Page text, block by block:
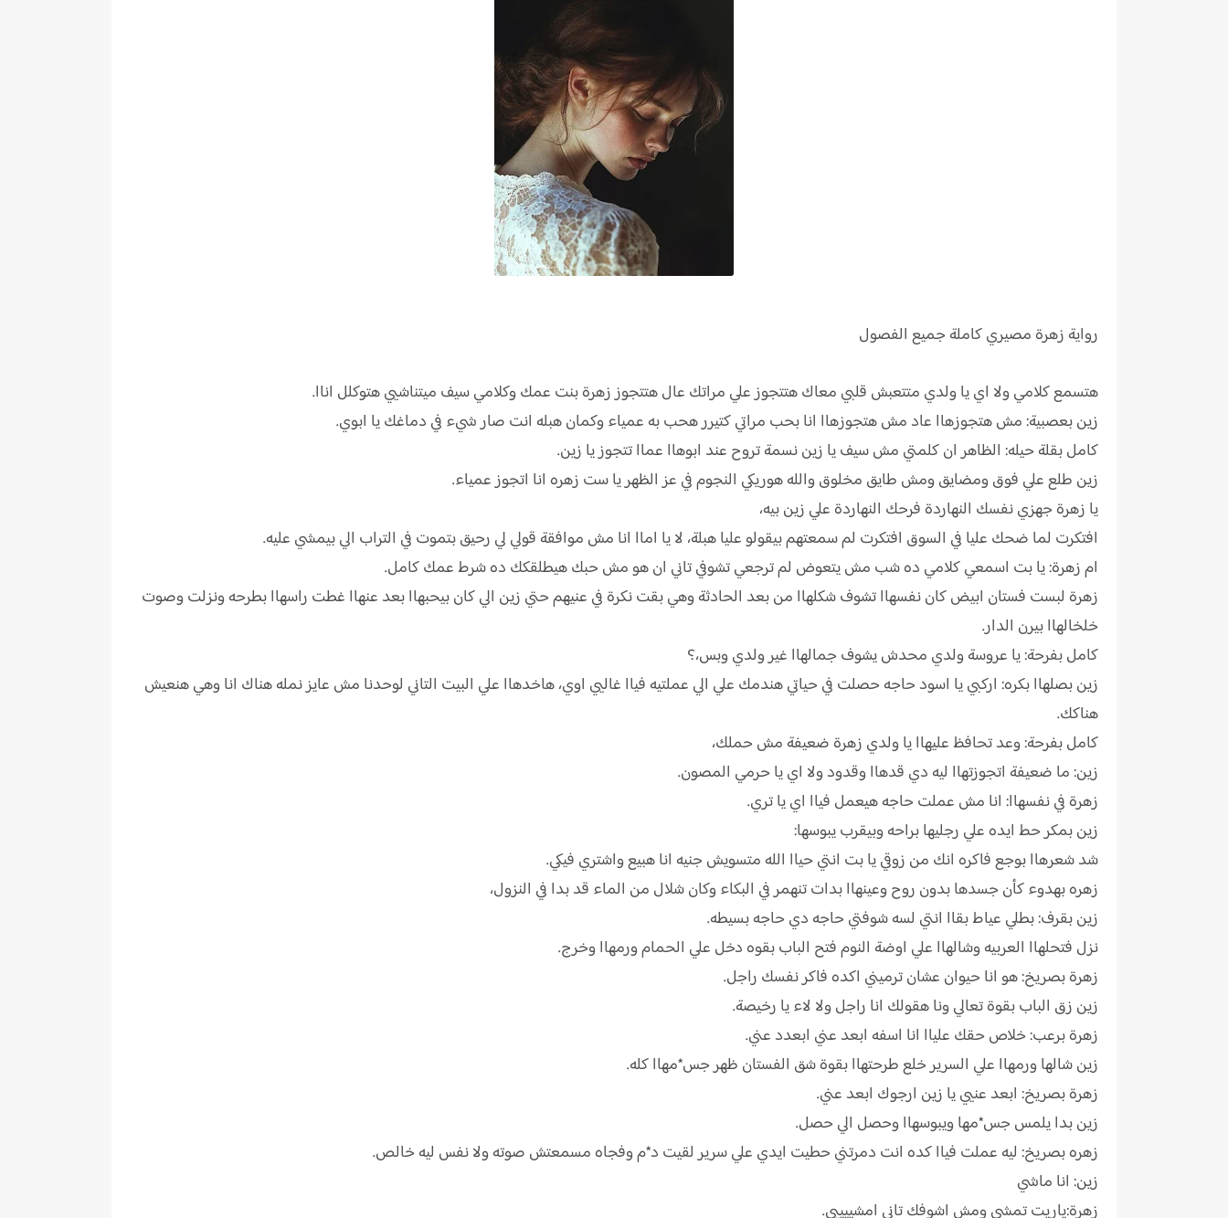
رواية زهرة مصيري كاملة جميع الفصول
هتسمع كلامي ولا اي يا ولدي متتعبش قلبي معاك هتتجوز علي مراتك عال هتتجوز زهرة بنت عمك وكلامي سيف ميتناشيي هتوكلل اناا.
زين بعصبية: مش هتجوزهاا عاد مش هتجوزهاا انا بحب مراتي كتيرر هحب به عمياء وكمان هبله انت صار شيء في دماغك يا ابوي.
كامل بقلة حيله: الظاهر ان كلمتي مش سيف يا زين نسمة تروح عند ابوهاا عماا تتجوز يا زين.
زين طلع علي فوق ومضايق ومش طايق مخلوق والله هوريكي النجوم في عز الظهر يا ست زهره انا اتجوز عمياء.
يا زهرة جهزي نفسك النهاردة فرحك النهاردة علي زين بيه،
افتكرت لما ضحك عليا في السوق افتكرت لم سمعتهم بيقولو عليا هبلة، لا يا اماا انا مش موافقة قولي لي رحيق بتموت في التراب الي بيمشي عليه.
ام زهرة: يا بت اسمعي كلامي ده شب مش يتعوض لم ترجعي تشوفي تاني ان هو مش حبك هيطلقكك ده شرط عمك كامل.
زهرة لبست فستان ابيض كان نفسهاا تشوف شكلهاا من بعد الحادثة وهي بقت نكرة في عنيهم حتي زين الي كان بيحبهاا بعد عنهاا غطت راسهاا بطرحه ونزلت وصوت
خلخالهاا بيرن الدار.
كامل بفرحة: يا عروسة ولدي محدش يشوف جمالهاا غير ولدي وبس،؟
زين بصلهاا بكره: اركبي يا اسود حاجه حصلت في حياتي هندمك علي الي عملتيه فياا غاليي اوي، هاخدهاا علي البيت التاني لوحدنا مش عايز نمله هناك انا وهي هنعيش
هناكك.
كامل بفرحة: وعد تحافظ عليهاا يا ولدي زهرة ضعيفة مش حملك،
زين: ما ضعيفة اتجوزتهاا ليه دي قدهاا وقدود ولا اي يا حرمي المصون.
زهرة في نفسهاا: انا مش عملت حاجه هيعمل فياا اي يا تري.
زين بمكر حط ايده علي رجليها براحه وبيقرب يبوسها:
شد شعرهاا بوجع فاكره انك من زوقي يا بت انتي حياا الله متسويش جنيه انا هبيع واشتري فيكي.
زهره بهدوء كأن جسدها بدون روح وعينهاا بدات تنهمر في البكاء وكان شلال من الماء قد بدا في النزول،
زين بقرف: بطلي عياط بقاا انتي لسه شوفتي حاجه دي حاجه بسيطه.
نزل فتحلهاا العربيه وشالهاا علي اوضة النوم فتح الباب بقوه دخل علي الحمام ورمهاا وخرج.
زهرة بصريخ: هو انا حيوان عشان ترميني اكده فاكر نفسك راجل.
زين زق الباب بقوة تعالي ونا هقولك انا راجل ولا لاء يا رخيصة.
زهرة برعب: خلاص حقك علياا انا اسفه ابعد عني ابعدد عني.
زين شالها ورمهاا علي السرير خلع طرحتهاا بقوة شق الفستان ظهر جس*مهاا كله.
زهرة بصريخ: ابعد عنيي يا زين ارجوك ابعد عني.
زين بدا يلمس جس*مها ويبوسهاا وحصل الي حصل.
زهره بصريخ: ليه عملت فياا كده انت دمرتني حطيت ايدي علي سرير لقيت د*م وفجاه مسمعتش صوته ولا نفس ليه خالص.
زين: انا ماشي
زهرة:ياريت تمشي ومش اشوفك تاني امشييييي.